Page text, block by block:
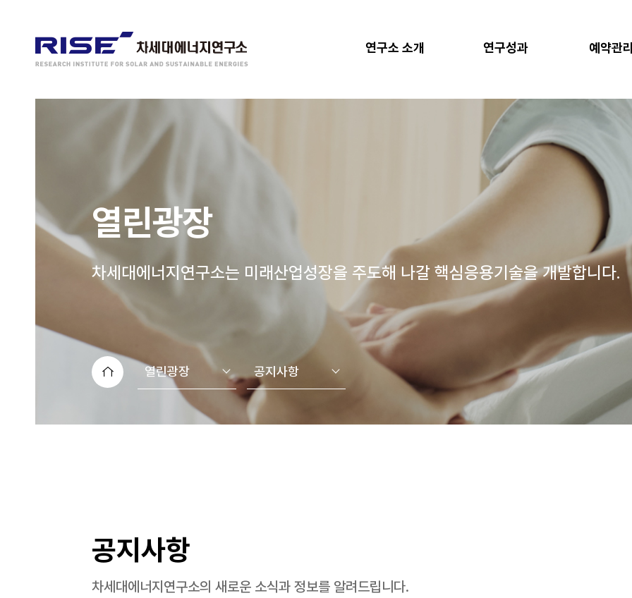
연구소 소개 연구성과 예약관
열린광장
차세대에너지연구소는 미래산업성장을 주도해 나갈 핵심응용기술을 개발합니다.
열린광장 공지사항
공지사항
차세대에너지연구소의 새로운 소식과 정보를 알려드립니다.